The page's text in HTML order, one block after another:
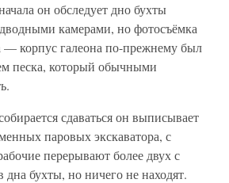
он обследует дно бухты
камерами, но фотосъёмка
— корпус галеона по-прежнему был
песка, который обычными
сдаваться он выписывает
паровых экскаватора, с
перерывают более двух с
дна бухты, но ничего не находят.